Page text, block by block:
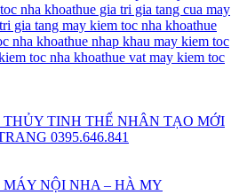
nha khoathue gia tri gia tang cua may
gia tang may kiem toc nha khoathue
nha khoathue nhap khau may kiem toc
toc nha khoathue vat may kiem toc
TINH THỂ NHÂN TẠO MỚI
0395.646.841
NỘI NHA – HÀ MY